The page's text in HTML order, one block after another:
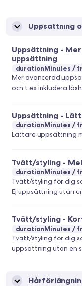
Uppsättning
Uppsättning -
uppsättning
durationMinutes
Mer avancerad
och t.ex inkludera
Uppsättning -
durationMinutes
Lättare uppsättning
Tvätt/styling -
durationMinutes
Tvätt/styling för dig
Ej
Tvätt/styling -
durationMinutes
Tvätt/styling för dig
uppsättning utan en